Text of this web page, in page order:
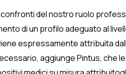
confronti del nostro ruolo
di un profilo adeguato al
espressamente attribuita
aggiunge Pintus,